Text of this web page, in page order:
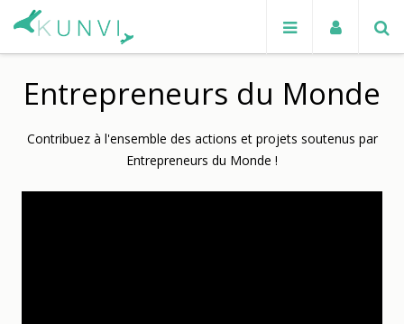
Entrepreneurs du Monde
Contribuez à l'ensemble des actions et projets soutenus par
Entrepreneurs du Monde !